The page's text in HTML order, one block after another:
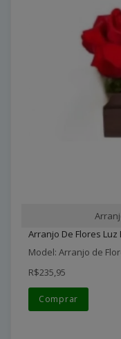
Arranjo De Flores Luz
Model: Arranjo de
R$235,95
Comprar